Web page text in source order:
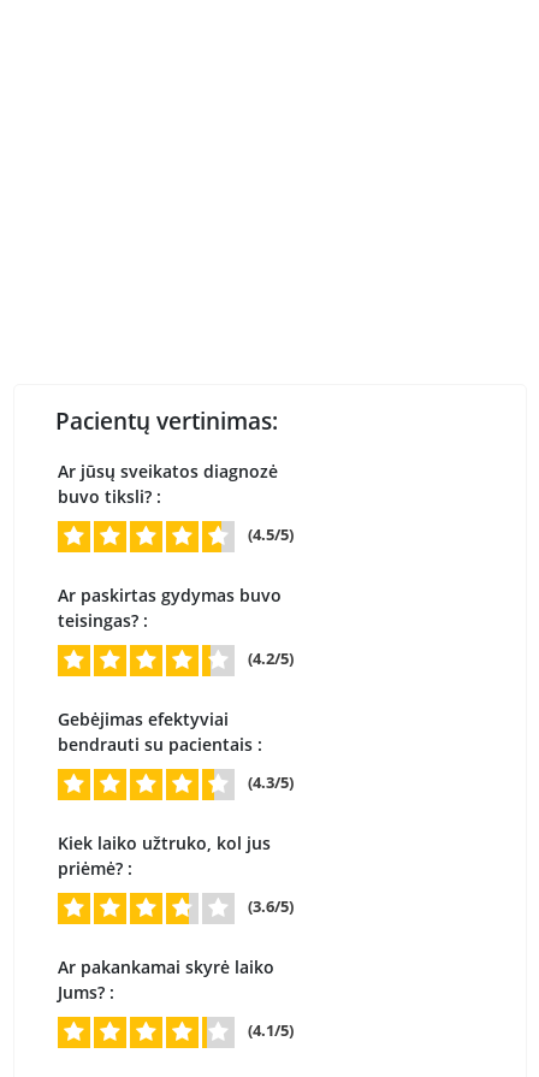
Pacientų vertinimas:
Ar jūsų sveikatos diagnozė
buvo tiksli? :
(4.5/5)
Ar paskirtas gydymas buvo
teisingas? :
(4.2/5)
Gebėjimas efektyviai
bendrauti su pacientais :
(4.3/5)
Kiek laiko užtruko, kol jus
priėmė? :
(3.6/5)
Ar pakankamai skyrė laiko
Jums? :
(4.1/5)